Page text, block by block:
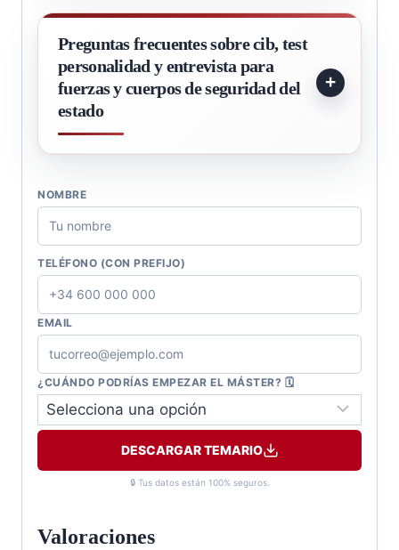
Preguntas frecuentes sobre cib, test
personalidad y entrevista para
fuerzas y cuerpos de seguridad del
estado
NOMBRE
TELÉFONO (CON PREFIJO)
EMAIL
¿CUÁNDO PODRÍAS EMPEZAR EL MÁSTER? 🗓️
DESCARGAR TEMARIO
🔒 Tus datos están 100% seguros.
Valoraciones